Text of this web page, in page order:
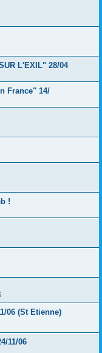
L'EXIL" 28/04
France" 14/
!
06 (St Etienne)
11/06